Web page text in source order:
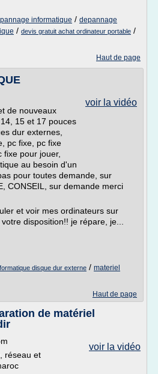
informatique / depannage
/ devis gratuit achat ordinateur portable /
Haut de page
voir la vidéo
de nouveaux
15 et 17 pouces
dur externes,
pc fixe, pc fixe
fixe pour jouer,
au besoin d'un
pour toutes demande, sur
CONSEIL, sur demande merci
et voir mes ordinateurs sur
disposition!! je répare, je...
disque dur externe / materiel
Haut de page
de matériel
voir la vidéo
réseau et